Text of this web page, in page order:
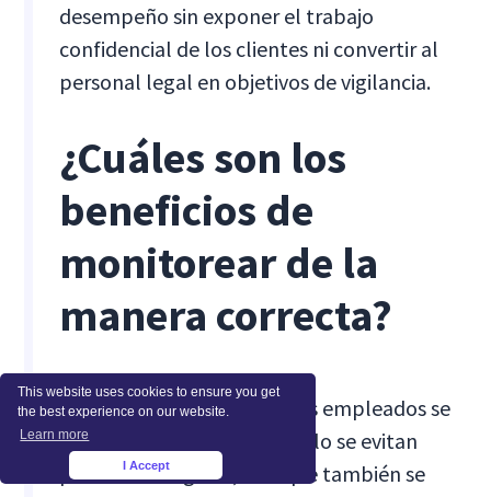
This website uses cookies to ensure you get
the best experience on our website.
Learn more
I Accept
desempeño sin exponer el trabajo
confidencial de los clientes ni convertir al
personal legal en objetivos de vigilancia.
¿Cuáles son los
beneficios de
monitorear de la
manera correcta?
Cuando la supervisión de los empleados se
gestiona con cuidado, no solo se evitan
problemas legales, sino que también se